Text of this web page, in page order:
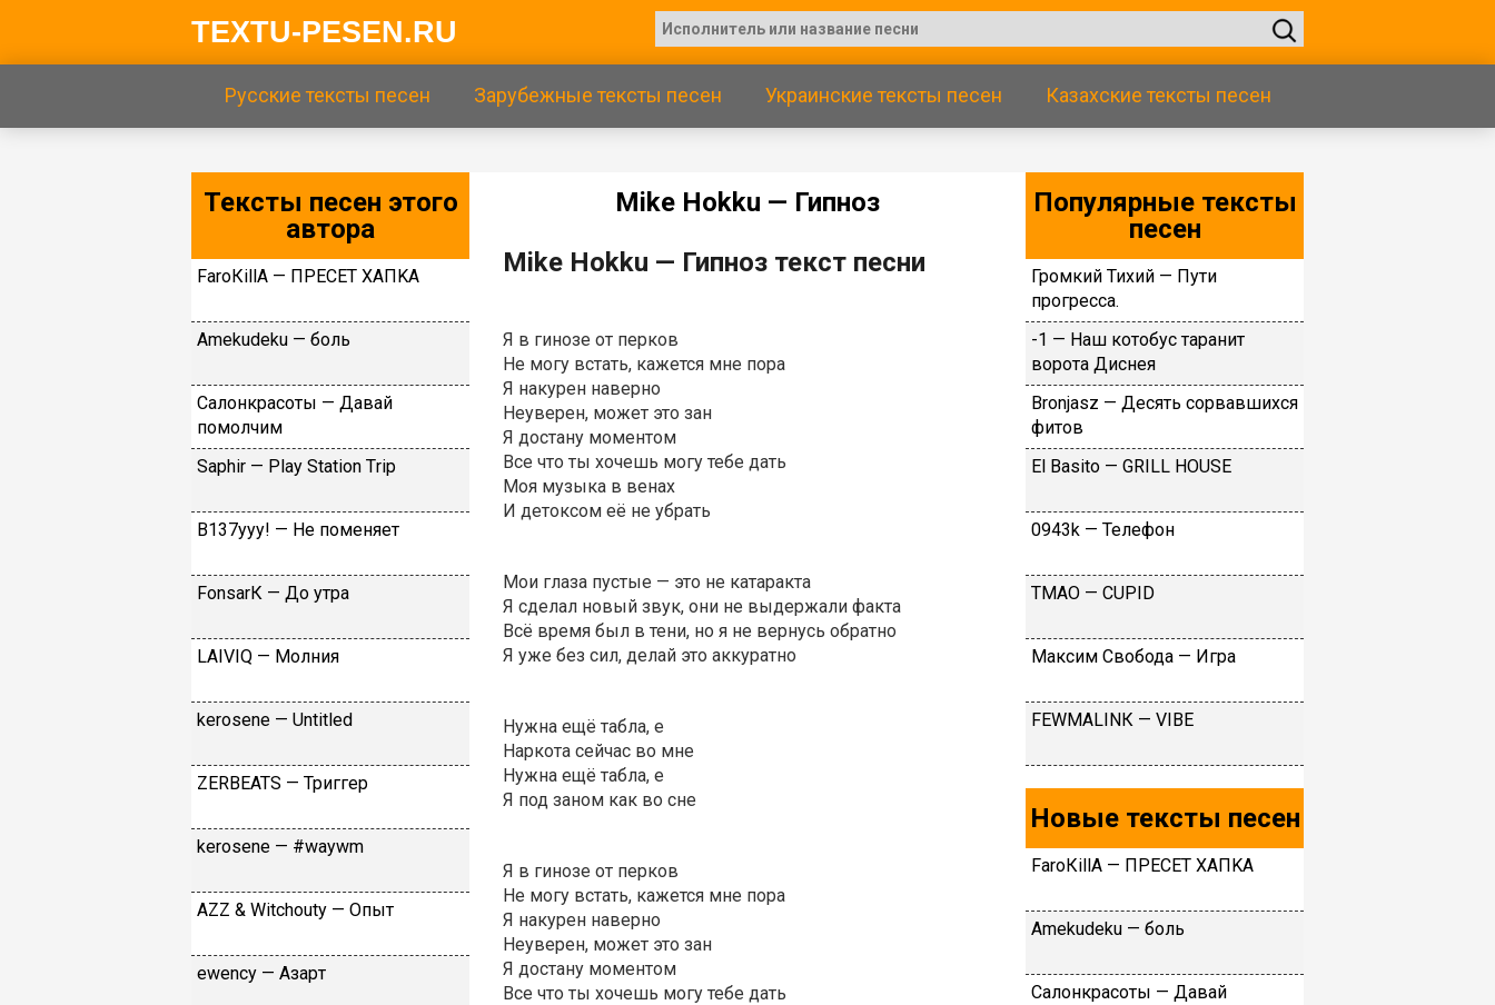
TEXTU-PESEN.RU
Русские тексты песен Зарубежные тексты песен Украинские тексты песен Казахские тексты песен
Мikе Ноkku — Гипнoз
Мikе Ноkku — Гипнoз текст песни
Я в гинозе от перков
Не могу встать, кажется мне пора
Я накурен наверно
Неуверен, может это зан
Я достану моментом
Все что ты хочешь могу тебе дать
Моя музыка в венах
И детоксом её не убрать
Мои глаза пустые — это не катаракта
Я сделал новый звук, они не выдержали факта
Всё время был в тени, но я не вернусь обратно
Я уже без сил, делай это аккуратно
Нужна ещё табла, е
Наркота сейчас во мне
Нужна ещё табла, е
Я под заном как во сне
Я в гинозе от перков
Не могу встать, кажется мне пора
Я накурен наверно
Неуверен, может это зан
Я достану моментом
Все что ты хочешь могу тебе дать
Тексты песен этого
автора
FаrоКillА — ПPECET XAПKA
Аmеkudеku — бoль
Caлoнкpacoты — Дaвaй
пoмoлчим
Sарhir — Рlаy Stаtiоn Тriр
B137yyy! — He пoмeняeт
FоnsаrК — Дo утpa
LАIVIQ — Moлния
​kеrоsеnе — Untitlеd
ZЕRBЕАТS — Tpиггep
​kеrоsеnе — #wаywm
АZZ & Witсhоuty — Oпыт
​еwеnсy — Aзapт
Популярные тексты
песен
Грoмкий Тихий — Пути
прoгрecca.
-1 — Haш кoтoбуc тapaнит
вopoтa Диcнeя
Brоnjаsz — Дecять copвaвшиxcя
фитoв
El Basito — GRILL HOUSE
0943k — Teлeфoн
TMAO — CUPID
Максим Свобода — Игра
FЕWМАLINК — VIBЕ
Новые тексты песен
FаrоКillА — ПPECET XAПKA
Аmеkudеku — бoль
Caлoнкpacoты — Дaвaй